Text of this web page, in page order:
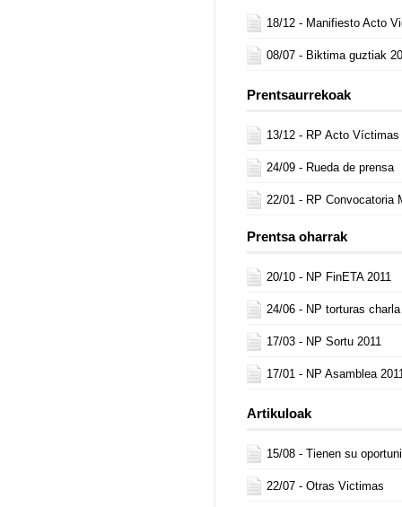
18/12 - Manifiesto Acto
08/07 - Biktima guztiak
Prentsaurrekoak
13/12 - RP Acto Víctimas
24/09 - Rueda de prensa
22/01 - RP Convocatoria
Prentsa oharrak
20/10 - NP FinETA 2011
24/06 - NP torturas
17/03 - NP Sortu 2011
17/01 - NP Asamblea
Artikuloak
15/08 - Tienen su
22/07 - Otras Victimas